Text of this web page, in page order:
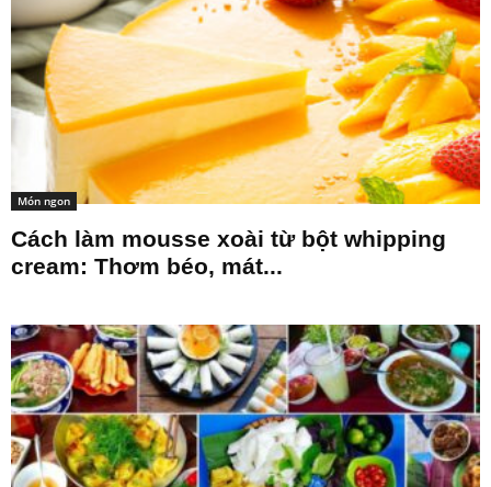
Món ngon
Cách làm mousse xoài từ bột whipping
cream: Thơm béo, mát...